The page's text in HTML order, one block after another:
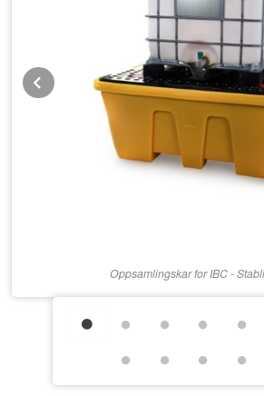
Oppsamlingskar for IBC -
Prev